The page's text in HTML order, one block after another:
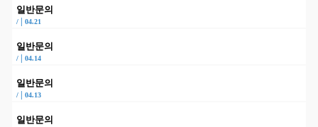
일반문의
/ 04.21
일반문의
/ 04.14
일반문의
/ 04.13
일반문의